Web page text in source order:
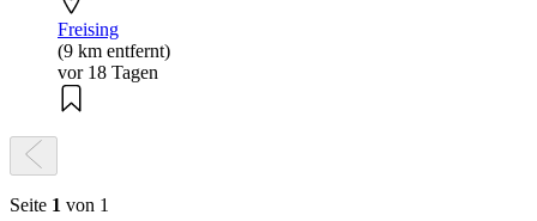
Freising
(9 km entfernt)
vor 18 Tagen
Seite 1 von 1